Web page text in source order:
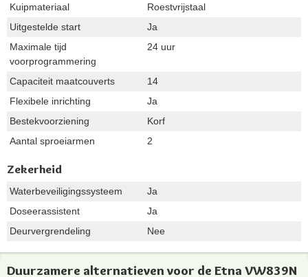
Kuipmateriaal
Roestvrijstaal
Uitgestelde start
Ja
Maximale tijd
voorprogrammering
24 uur
Capaciteit maatcouverts
14
Flexibele inrichting
Ja
Bestekvoorziening
Korf
Aantal sproeiarmen
2
Zekerheid
Waterbeveiligingssysteem
Ja
Doseerassistent
Ja
Deurvergrendeling
Nee
Duurzamere alternatieven voor de Etna VW839N